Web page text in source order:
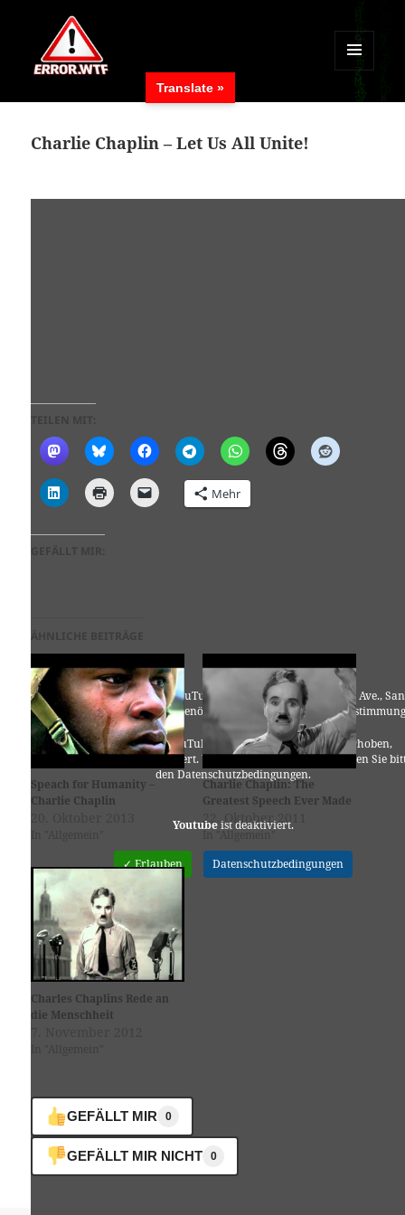
MENÜ
UND
WIDGETS
Charlie Chaplin – Let Us All Unite!
Für die Nutzung von YouTube (YouTube, LLC, 901 Cherry Ave., San
Bruno, CA 94066, USA) benötigen wir laut DSGVO Ihre
Es werden seitens YouTube personenbezogene Daten erhoben,
verarbeitet und gespeichert. Welche Daten genau entnehmen Sie
den Datenschutzbedingungen.
Youtubeist deaktiviert.
✓ Erlauben Datenschutzbedingungen
Mehr
Speach for Humanity –
Charlie Chaplin
Charlie Chaplin: The
Greatest Speech Ever Made
22. Oktober 2011
Charles Chaplins Rede an
die Menschheit
GEFÄLLT MIR 0
GEFÄLLT MIR NICHT 0
Translate »